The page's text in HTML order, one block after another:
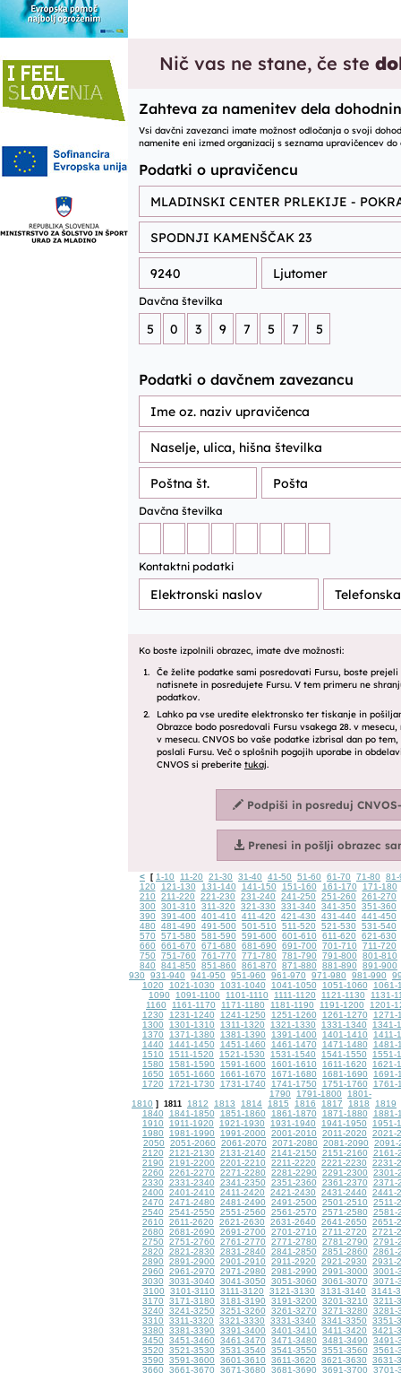
< [ 1-10 11-20 21-30 31-40 41-50 51-60 61-70 71-80
81-
120
121-130 131-140 141-150 151-160 161-170
171-180
210
211-220 221-230 231-240 241-250 251-260
261-270
300
301-310 311-320 321-330 331-340 341-350
351-360
390
391-400 401-410 411-420 421-430 431-440
441-450
480
481-490 491-500 501-510 511-520 521-530
531-540
570
571-580 581-590 591-600 601-610 611-620
621-630
660
661-670 671-680 681-690 691-700 701-710
711-720
750
751-760 761-770 771-780 781-790 791-800
801-810
840
841-850 851-860 861-870 871-880 881-890
891-900
930
931-940 941-950 951-960 961-970 971-980 981-990
1020
1021-1030 1031-1040 1041-1050 1051-1060
1061-
1090
1091-1100 1101-1110 1111-1120 1121-1130
1131-
1160
1161-1170 1171-1180 1181-1190 1191-1200
1201-
1230
1231-1240 1241-1250 1251-1260 1261-1270
1271-
1300
1301-1310 1311-1320 1321-1330 1331-1340
1341-
1370
1371-1380 1381-1390 1391-1400 1401-1410
1411-
1440
1441-1450 1451-1460 1461-1470 1471-1480
1481-
1510
1511-1520 1521-1530 1531-1540 1541-1550
1551-
1580
1581-1590 1591-1600 1601-1610 1611-1620
1621-
1650
1651-1660 1661-1670 1671-1680 1681-1690
1691-
1720
1721-1730 1731-1740 1741-1750 1751-1760
1761-
1790
1791-1800
1801-
1810 ] 1811 1812 1813 1814 1815 1816 1817 1818
1819
1840
1841-1850 1851-1860 1861-1870 1871-1880
1881-
1910
1911-1920 1921-1930 1931-1940 1941-1950
1951-
1980
1981-1990 1991-2000 2001-2010 2011-2020
2021-
2050
2051-2060 2061-2070 2071-2080 2081-2090
2091-
2120
2121-2130 2131-2140 2141-2150 2151-2160
2161-
2190
2191-2200 2201-2210 2211-2220 2221-2230
2231-
2260
2261-2270 2271-2280 2281-2290 2291-2300
2301-
2330
2331-2340 2341-2350 2351-2360 2361-2370
2371-
2400
2401-2410 2411-2420 2421-2430 2431-2440
2441-
2470
2471-2480 2481-2490 2491-2500 2501-2510
2511-
2540
2541-2550 2551-2560 2561-2570 2571-2580
2581-
2610
2611-2620 2621-2630 2631-2640 2641-2650
2651-
2680
2681-2690 2691-2700 2701-2710 2711-2720
2721-
2750
2751-2760 2761-2770 2771-2780 2781-2790
2791-
2820
2821-2830 2831-2840 2841-2850 2851-2860
2861-
2890
2891-2900 2901-2910 2911-2920 2921-2930
2931-
2960
2961-2970 2971-2980 2981-2990 2991-3000
3001-
3030
3031-3040 3041-3050 3051-3060 3061-3070
3071-
3100
3101-3110 3111-3120 3121-3130 3131-3140
3141-
3170
3171-3180 3181-3190 3191-3200 3201-3210
3211-
3240
3241-3250 3251-3260 3261-3270 3271-3280
3281-
3310
3311-3320 3321-3330 3331-3340 3341-3350
3351-
3380
3381-3390 3391-3400 3401-3410 3411-3420
3421-
3450
3451-3460 3461-3470 3471-3480 3481-3490
3491-
3520
3521-3530 3531-3540 3541-3550 3551-3560
3561-
3590
3591-3600 3601-3610 3611-3620 3621-3630
3631-
3660
3661-3670 3671-3680 3681-3690 3691-3700 3701-